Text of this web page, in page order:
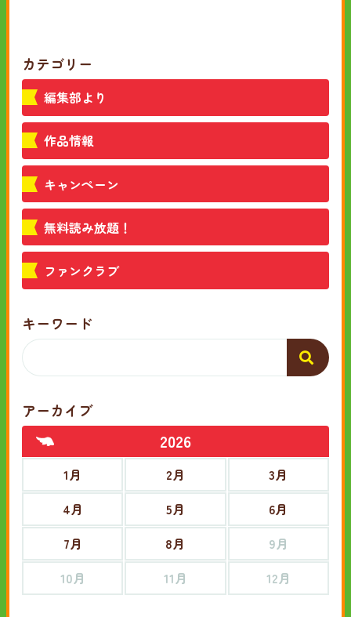
カテゴリー
編集部より
作品情報
キャンペーン
無料読み放題！
ファンクラブ
キーワード
アーカイブ
2026
1月 2月
3月
4月
5月
6月
7月
8月
9月
10月
11月 12月